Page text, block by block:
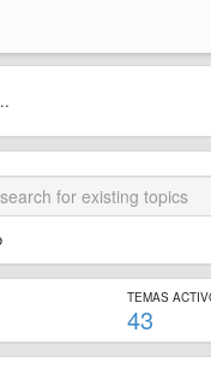
TEMAS
43